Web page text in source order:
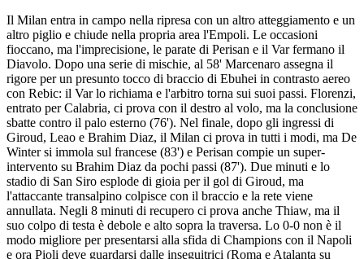
Il Milan entra in campo nella ripresa con un altro atteggiamento e un
altro piglio e chiude nella propria area l'Empoli. Le occasioni
fioccano, ma l'imprecisione, le parate di Perisan e il Var fermano il
Diavolo. Dopo una serie di mischie, al 58' Marcenaro assegna il
rigore per un presunto tocco di braccio di Ebuhei in contrasto aereo
con Rebic: il Var lo richiama e l'arbitro torna sui suoi passi. Florenzi,
entrato per Calabria, ci prova con il destro al volo, ma la conclusione
sbatte contro il palo esterno (76'). Nel finale, dopo gli ingressi di
Giroud, Leao e Brahim Diaz, il Milan ci prova in tutti i modi, ma De
Winter si immola sul francese (83') e Perisan compie un super-
intervento su Brahim Diaz da pochi passi (87'). Due minuti e lo
stadio di San Siro esplode di gioia per il gol di Giroud, ma
l'attaccante transalpino colpisce con il braccio e la rete viene
annullata. Negli 8 minuti di recupero ci prova anche Thiaw, ma il
suo colpo di testa è debole e alto sopra la traversa. Lo 0-0 non è il
modo migliore per presentarsi alla sfida di Champions con il Napoli
e ora Pioli deve guardarsi dalle inseguitrici (Roma e Atalanta su